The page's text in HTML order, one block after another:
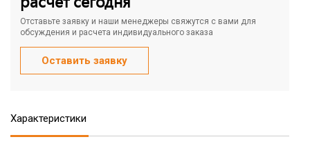
Отставьте заявку и наши менеджеры свяжутся с вами для
обсуждения и расчета индивидуального заказа
Оставить заявку
Характеристики